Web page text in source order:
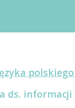
ds. informacji